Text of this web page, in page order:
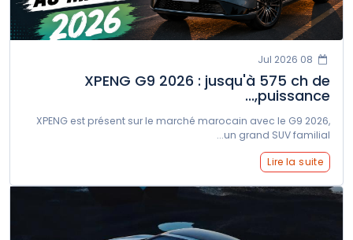
08 Jul 2026
XPENG G9 2026 : jusqu'à 575 ch de
puissance,...
XPENG est présent sur le marché marocain avec le G9 2026,
un grand SUV familial...
Lire la suite